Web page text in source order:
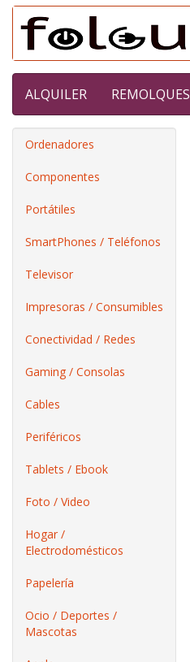
ALQUILER REMOLQUES
Ordenadores
Componentes
Portátiles
SmartPhones / Teléfonos
Televisor
Impresoras / Consumibles
Conectividad / Redes
Gaming / Consolas
Cables
Periféricos
Tablets / Ebook
Foto / Video
Hogar /
Electrodomésticos
Papelería
Ocio / Deportes /
Mascotas